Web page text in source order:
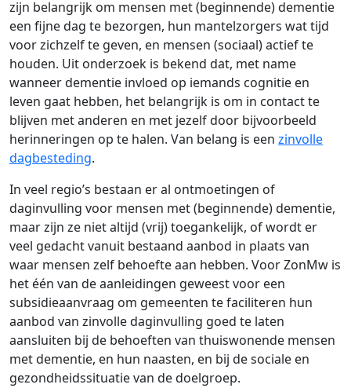
zijn belangrijk om mensen met (beginnende) dementie
een fijne dag te bezorgen, hun mantelzorgers wat tijd
voor zichzelf te geven, en mensen (sociaal) actief te
houden. Uit onderzoek is bekend dat, met name
wanneer dementie invloed op iemands cognitie en
leven gaat hebben, het belangrijk is om in contact te
blijven met anderen en met jezelf door bijvoorbeeld
herinneringen op te halen. Van belang is een zinvolle
dagbesteding.
In veel regio’s bestaan er al ontmoetingen of
daginvulling voor mensen met (beginnende) dementie,
maar zijn ze niet altijd (vrij) toegankelijk, of wordt er
veel gedacht vanuit bestaand aanbod in plaats van
waar mensen zelf behoefte aan hebben. Voor ZonMw is
het één van de aanleidingen geweest voor een
subsidieaanvraag om gemeenten te faciliteren hun
aanbod van zinvolle daginvulling goed te laten
aansluiten bij de behoeften van thuiswonende mensen
met dementie, en hun naasten, en bij de sociale en
gezondheidssituatie van de doelgroep.